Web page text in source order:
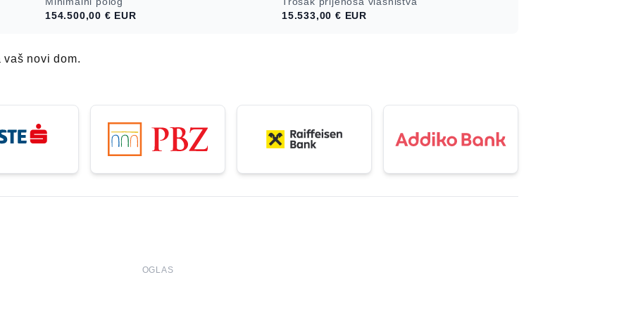
Dva
za
na upit.
154.500,00 € EUR
15.533,00 € EUR
novi dom.
OGLAS